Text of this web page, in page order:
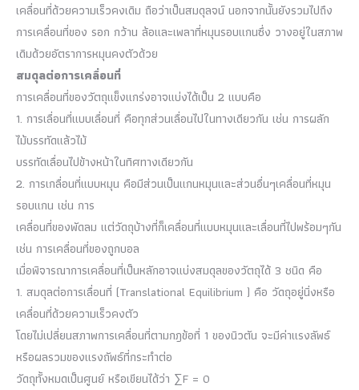
เคลื่อนที่ด้วยความเร็วคงเดิม ถือว่าเป็นสมดุลจน์ นอกจากนั้นยังรวมไปถึง
การเคลื่อนที่ของ รอก กว้าน ล้อและเพลาที่หมุนรอบแกนซึ่ง วางอยู่ในสภาพ
เดิมด้วยอัตราการหมุนคงตัวด้วย
สมดุลต่อการเคลื่อนที่
การเคลื่อนที่ของวัตถุแข็งแกร่งอาจแบ่งได้เป็น 2 แบบคือ
1. การเลื่อนที่แบบเลื่อนที่ คือทุกส่วนเลื่อนไปในทางเดียวกัน เช่น การผลัก
ไม้บรรทัดแล้วไม้
บรรทัดเลื่อนไปข้างหน้าในทิศทางเดียวกัน
2. การเกลื่อนที่แบบหมุน คือมีส่วนเป็นแกนหมุนและส่วนอื่นๆเคลื่อนที่หมุน
รอบแกน เช่น การ
เคลื่อนที่ของพัดลม แต่วัดถุบ้างที่ก็เคลื่อนที่แบบหมุนและเลื่อนที่ไปพร้อมๆกัน
เช่น การเคลื่อนที่ของถูกบอล
เมื่อพิจารณาการเคลื่อนที่เป็นหลักอาจแบ่งสมดุลของวัตถุได้ 3 ชนิด คือ
1. สมดุลต่อการเลื่อนที่ (Translational Equilibrium ) คือ วัดถุอยู่นิ่งหรือ
เคลื่อนที่ด้วยความเร็วคงตัว
โดยไม่เปลี่ยนสภาพการเคลื่อนที่ตามกฎข้อที่ 1 ของนิวตัน จะมีค่าแรงลัพธ์
หรือผลรวมของแรงถัพธ์ที่กระทำต่อ
วัดถุทั้งหมดเป็นศูนย์ หรือเขียนได้ว่า ∑F = 0